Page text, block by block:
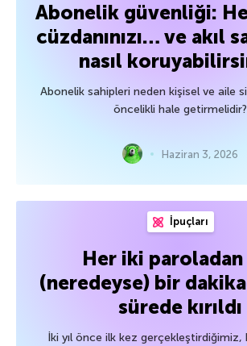
Abonelik güvenliği:
cüzdanınızı… ve akıl
nasıl
Abonelik sahipleri neden kişisel ve aile
öncelikli hale getirmelidir?
Haziran 3, 2026
İpuçları
Her iki
(neredeyse) bir
sürede kırıldı
İki yıl önce ilk kez gerçekleştirdiğimiz,